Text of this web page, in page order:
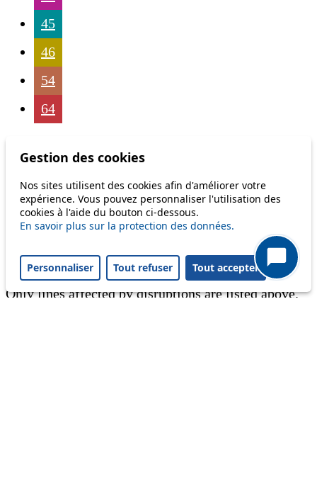
45
46
54
64
Status
Information
Ongoing disruption
Reset filters
Only lines affected by disruptions are listed above.
Gestion des cookies
Nos sites utilisent des cookies afin d'améliorer votre
expérience. Vous pouvez personnaliser l'utilisation des
cookies à l'aide du bouton ci-dessous.
En savoir plus sur la protection des données.
Personnaliser Tout refuser Tout accepter